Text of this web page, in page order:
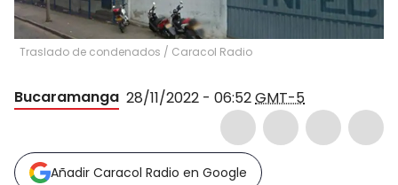
Traslado de condenados / Caracol Radio
Bucaramanga 28/11/2022 - 06:52GMT-5
Añadir Caracol Radio en Google